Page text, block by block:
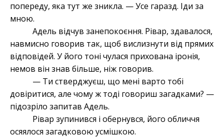
попереду, яка тут же зникла. — Усе гаразд. Іди за
мною.
Адель відчув занепокоєння. Рівар, здавалося,
навмисно говорив так, щоб вислизнути від прямих
відповідей. У його тоні чулася прихована іронія,
немов він знав більше, ніж говорив.
— Ти стверджуєш, що мені варто тобі
довіритися, але чому ж тоді говориш загадками? —
підозріло запитав Адель.
Рівар зупинився і обернувся, його обличчя
осяялося загадковою усмішкою.